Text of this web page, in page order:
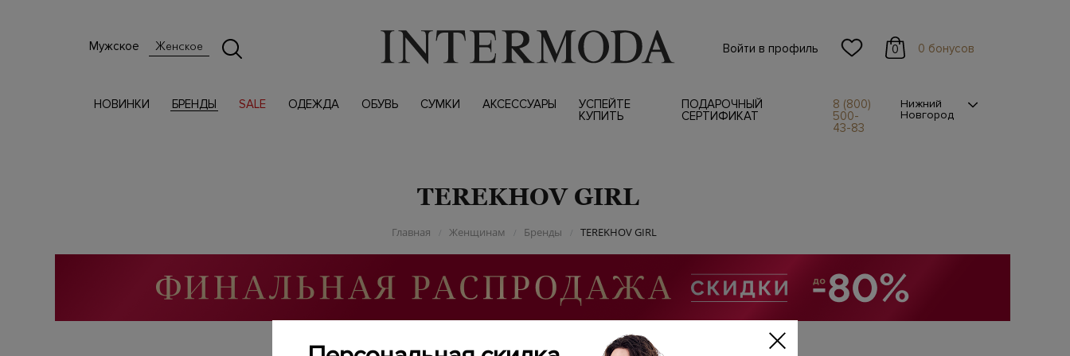
Мужское Женское Войти в профиль 0 0 бонусов
НОВИНКИ БРЕНДЫ SALE ОДЕЖДА ОБУВЬ СУМКИ АКСЕССУАРЫ
УСПЕЙТЕ
КУПИТЬ
ПОДАРОЧНЫЙ
СЕРТИФИКАТ
8 (800)
500-
43-83
Нижний
Новгород
TEREKHOV GIRL
Главная / Женщинам / Бренды / TEREKHOV GIRL